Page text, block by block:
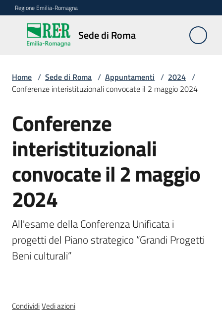
Vai al contenuto
Vai alla navigazione
Vai al footer
Regione Emilia-Romagna
Sede di Roma
Sede
di
Servizi
della
Conferenze
interistituzionali
Temi
Home / Sede di Roma / Appuntamenti / 2024 /
Conferenze interistituzionali convocate il 2 maggio 2024
Salta al contenuto
Conferenze
interistituzionali
convocate il 2 maggio
2024
All'esame della Conferenza Unificata i
progetti del Piano strategico “Grandi Progetti
Beni culturali”
CondividiVedi azioni